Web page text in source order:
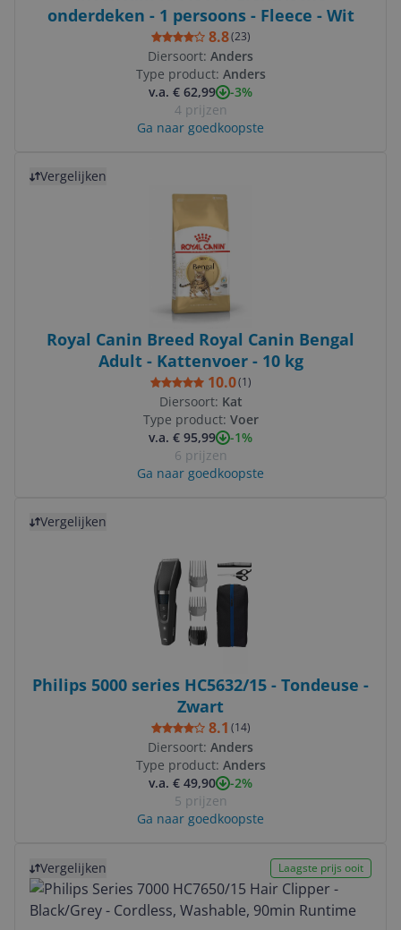
onderdeken - 1 persoons - Fleece - Wit
8.8(23)
Diersoort: Anders
Type product: Anders
v.a. € 62,99
-3%
4 prijzen
Ga naar goedkoopste
Vergelijken
Royal Canin Breed Royal Canin Bengal
Adult - Kattenvoer - 10 kg
10.0(1)
Diersoort: Kat
Type product: Voer
v.a. € 95,99
-1%
6 prijzen
Ga naar goedkoopste
Vergelijken
Philips 5000 series HC5632/15 - Tondeuse -
Zwart
8.1 (14)
Diersoort: Anders
Type product: Anders
v.a. € 49,90
-2%
5 prijzen
Ga naar goedkoopste
Vergelijken Laagste prijs ooit